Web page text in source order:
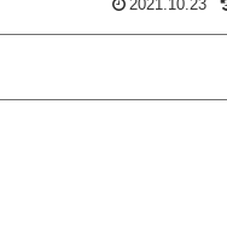
2021.10.23